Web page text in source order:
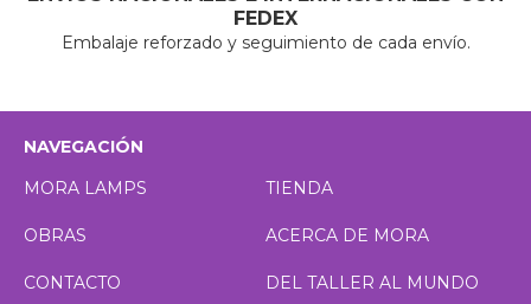
FEDEX
Embalaje reforzado y seguimiento de cada envío.
NAVEGACIÓN
MORA LAMPS
TIENDA
OBRAS ACERCA DE MORA
CONTACTO DEL TALLER AL MUNDO